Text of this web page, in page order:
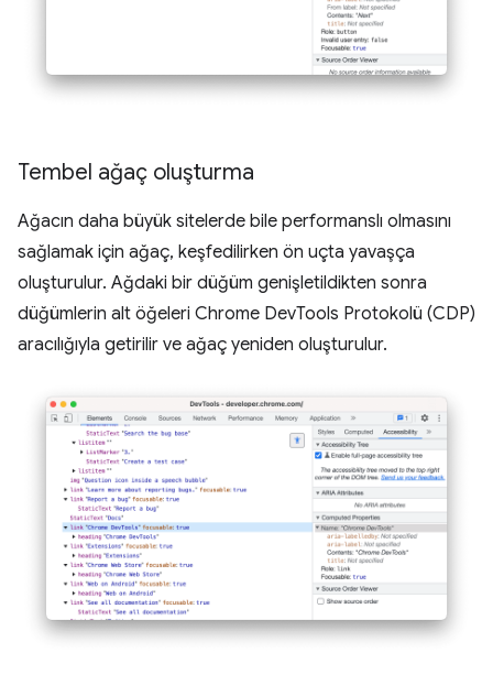
Tembel ağaç oluşturma
Ağacın daha büyük sitelerde bile performanslı olmasını
sağlamak için ağaç, keşfedilirken ön uçta yavaşça
oluşturulur. Ağdaki bir düğüm genişletildikten sonra
düğümlerin alt öğeleri Chrome DevTools Protokolü (CDP)
aracılığıyla getirilir ve ağaç yeniden oluşturulur.